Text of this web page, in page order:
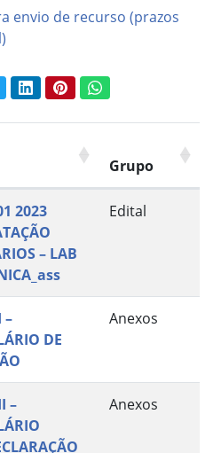
envio de recurso (prazos
conteúdo:
LinkedInPinterestWhatsApp
Grupo
2023
– LAB
Edital
–
DE
Anexos
–
Anexos